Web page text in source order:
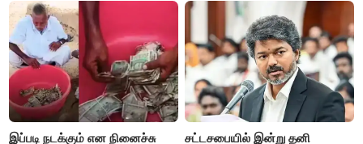
அருண்ராஜ்..!
இப்படி நடக்கும் என நினைச்சு
சட்டசபையில் இன்று தனி